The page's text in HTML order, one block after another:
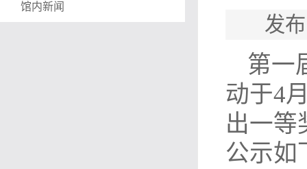
馆内新闻
发
第一
动于4
出一等
公示如